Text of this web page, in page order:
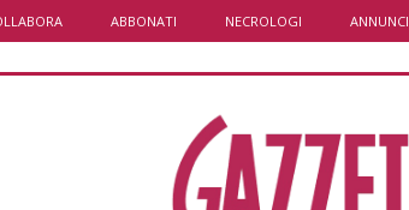
ABBONATI NECROLOGI ANNUNCI